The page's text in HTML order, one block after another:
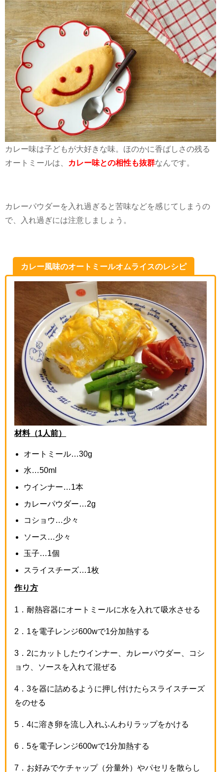
カレー味は子どもが大好きな味。ほのかに香ばしさの残る
オートミールは、
カレー味との相性も抜群なんです。
カレーパウダーを入れ過ぎると苦味などを感じてしまうの
で、入れ過ぎには注意しましょう。
カレー風味のオートミールオムライスのレシピ
材料（1人前）
オートミール…30g
水…50ml
ウインナー… 1本
カレーパウダー… 2g
コショウ…少々
ソース…少々
玉子…1個
スライスチーズ… 1枚
作り方
1 ．耐熱容器にオートミールに水を入れて吸水させる
2 1 を電子レンジ600wで1 分加熱する
3 2にカットしたウインナー、カレーパウダー、コシ
ョウ、ソースを入れて混ぜる
4 3を器に詰めるように押し付けたらスライスチーズ
をのせる
5 4に溶き卵を流し入れふんわりラップをかける
6 5を電子レンジ600wで1 分加熱する
7 ．お好みでケチャップ（分量外）やパセリを散らし